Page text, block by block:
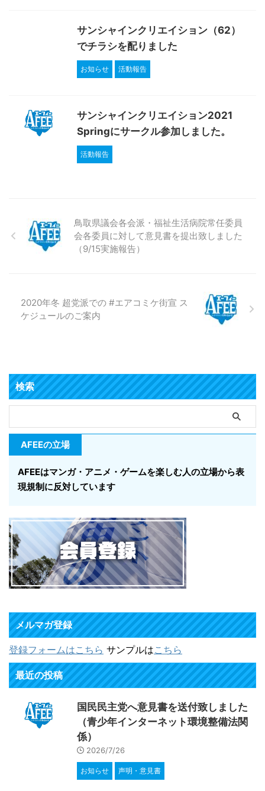
サンシャインクリエイション（62）
でチラシを配りました
お知らせ 活動報告
サンシャインクリエイション2021
Springにサークル参加しました。
活動報告
鳥取県議会各会派・福祉生活病院常任委員
会各委員に対して意見書を提出致しました
（9/15実施報告）
2020年冬 超党派での #エアコミケ街宣 ス
ケジュールのご案内
検索
AFEEの立場
AFEEはマンガ・アニメ・ゲームを楽しむ人の立場から表
現規制に反対しています
メルマガ登録
登録フォームはこちら サンプルはこちら
最近の投稿
国民民主党へ意見書を送付致しました
（青少年インターネット環境整備法関
係）
2026/7/26
お知らせ 声明・意見書